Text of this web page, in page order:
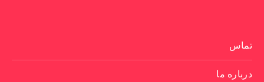
تماس
درباره ما